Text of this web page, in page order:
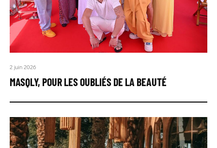
2 juin 2026
MASQLY, POUR LES OUBLIÉS DE LA BEAUTÉ